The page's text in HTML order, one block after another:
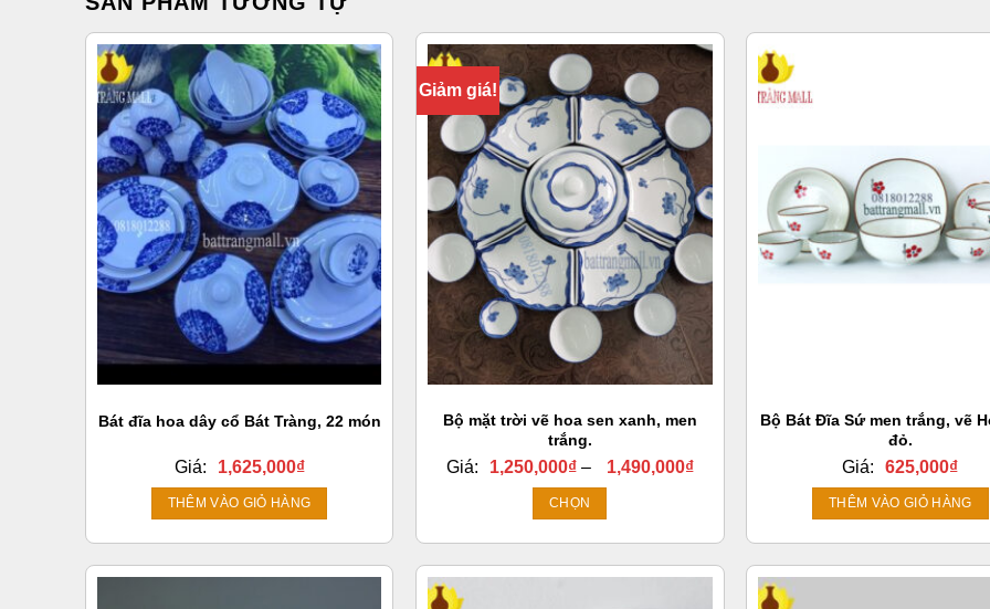
Bát đĩa hoa dây cổ Bát Tràng, 22 món
Giá: 1,625,000₫
THÊM VÀO GIỎ HÀNG
Giảm giá!
Bộ mặt trời vẽ hoa sen xanh, men
trắng.
Giá: 1,250,000₫ – 1,490,000₫Khoảng
1,490,000₫
CHỌN
này
Bộ Bát Đĩa Sứ men trắng, vẽ
đỏ.
Giá: 625,000₫
THÊM VÀO GIỎ HÀNG